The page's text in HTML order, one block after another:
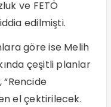
ve FETÖ
edilmişti.
göre ise Melih
çeşitli planlar
“Rencide
el çektirilecek.